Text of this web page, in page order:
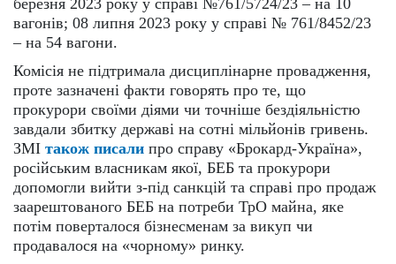
березня 2023 року у справі №761/5724/23 – на 10
вагонів; 08 липня 2023 року у справі № 761/8452/23
– на 54 вагони.
Комісія не підтримала дисциплінарне провадження,
проте зазначені факти говорять про те, що
прокурори своїми діями чи точніше бездіяльністю
завдали збитку державі на сотні мільйонів гривень.
ЗМІ також писали про справу «Брокард-Україна»,
російським власникам якої, БЕБ та прокурори
допомогли вийти з-під санкцій та справі про продаж
заарештованого БЕБ на потреби ТрО майна, яке
потім поверталося бізнесменам за викуп чи
продавалося на «чорному» ринку.